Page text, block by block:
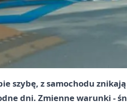
szybę, z samochodu
dni. Zmienne warunki -